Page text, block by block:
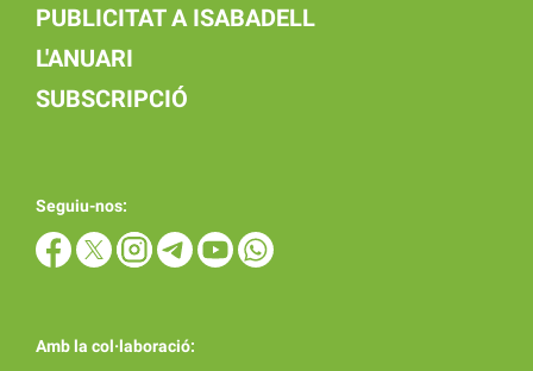
PUBLICITAT A ISABADELL
L'ANUARI
SUBSCRIPCIÓ
Seguiu-nos:
Amb la col·laboració: